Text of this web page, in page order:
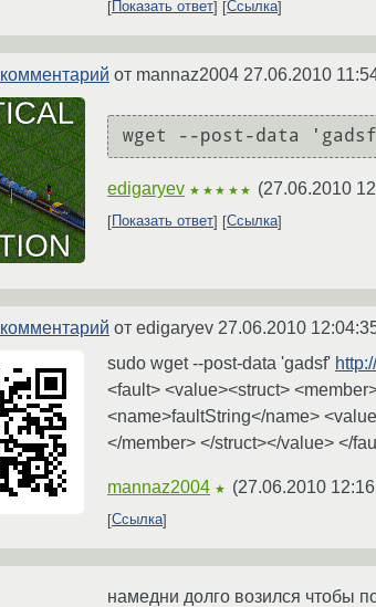
Показать ответ Ссылка
комментарий от mannaz2004 27.06.2010
edigaryev ★★★★★ (27.06.2010
Показать ответ Ссылка
комментарий от edigaryev 27.06.2010
sudo wget --post-data 'gadsf'
<fault> <value><struct>
<name>faultString</name>
</member> </struct></value> </
mannaz2004 ★ (27.06.2010
Ссылка
намедни долго возился чтобы